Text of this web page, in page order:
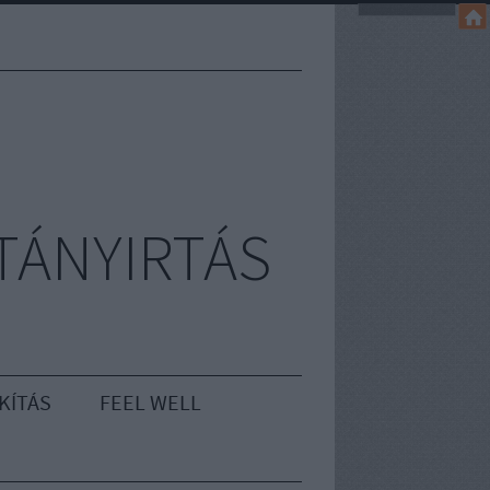
FEEL WELL